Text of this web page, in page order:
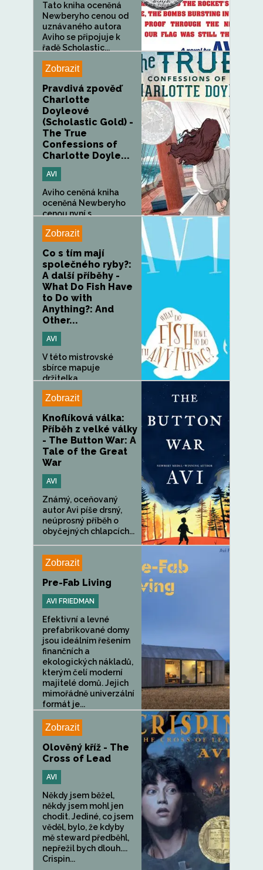
Tato kniha oceněná
Newberyho cenou od
uznávaného autora
Aviho se připojuje k
řadě Scholastic...
Zobrazit
Pravdivá zpověď
Charlotte
Doyleové
(Scholastic Gold) -
The True
Confessions of
Charlotte Doyle...
AVI
Aviho ceněná kniha
oceněná Newberyho
cenou nyní s
exkluzivním...
Zobrazit
Co s tím mají
společného ryby?:
A další příběhy -
What Do Fish Have
to Do with
Anything?: And
Other...
AVI
V této mistrovské
sbírce mapuje
držitelka...
Zobrazit
Knoflíková válka:
Příběh z velké války
- The Button War: A
Tale of the Great
War
AVI
Známý, oceňovaný
autor Avi píše drsný,
neúprosný příběh o
obyčejných chlapcích...
Zobrazit
Pre-Fab Living
AVI FRIEDMAN
Efektivní a levné
prefabrikované domy
jsou ideálním řešením
finančních a
ekologických nákladů,
kterým čelí moderní
majitelé domů. Jejich
mimořádně univerzální
formát je...
Zobrazit
Olověný kříž - The
Cross of Lead
AVI
Někdy jsem běžel,
někdy jsem mohl jen
chodit. Jediné, co jsem
věděl, bylo, že kdyby
mě steward předběhl,
nepřežil bych dlouh....
Crispin...